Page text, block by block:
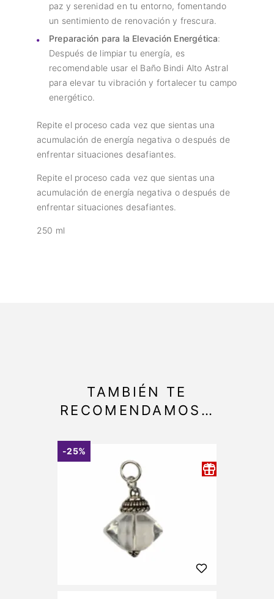
paz y serenidad en tu entorno, fomentando
un sentimiento de renovación y frescura.
Preparación para la Elevación Energética:
Después de limpiar tu energía, es
recomendable usar el Baño Bindi Alto Astral
para elevar tu vibración y fortalecer tu campo
energético.
Repite el proceso cada vez que sientas una
acumulación de energía negativa o después de
enfrentar situaciones desafiantes.
Repite el proceso cada vez que sientas una
acumulación de energía negativa o después de
enfrentar situaciones desafiantes.
250 ml
TAMBIÉN TE
RECOMENDAMOS…
-25%